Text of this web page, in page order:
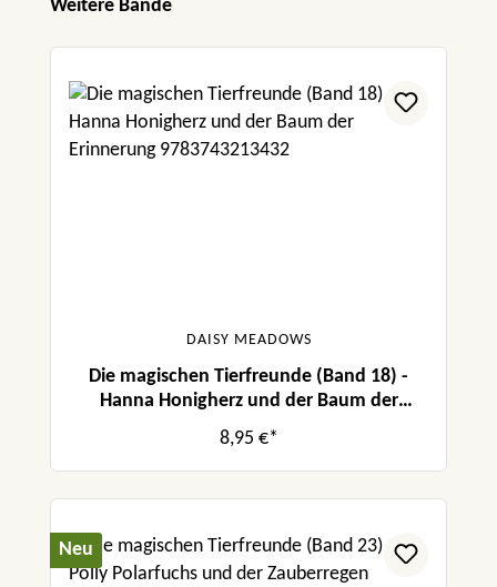
Produktgalerie überspringen
Weitere Bände
DAISY MEADOWS
Die magischen Tierfreunde (Band 18) -
Hanna Honigherz und der Baum der
Erinnerung
8,95 €*
Neu